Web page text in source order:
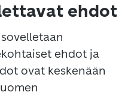
ehdot
ehdot ja
ovat keskenään